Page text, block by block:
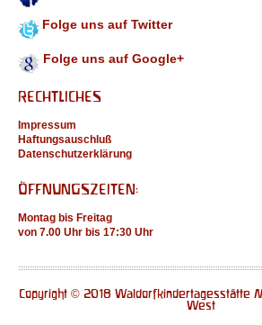
Folge uns auf Twitter
Folge uns auf Google+
RECHTLICHES
Impressum
Haftungsauschluß
Datenschutzerklärung
ÖFFNUNGSZEITEN:
Montag bis Freitag
von 7.00 Uhr bis 17:30 Uhr
Copyright © 2018 Waldorfkindertagesstätte
West